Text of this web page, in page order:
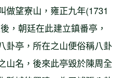
做望寮山，雍正九年(1731
，朝廷在此建立鎮番亭，
卦亭，所在之山便俗稱八卦
山名，後來此亭毀於陳周全